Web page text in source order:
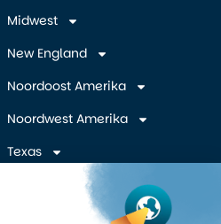
Midwest
New England
Noordoost Amerika
Noordwest Amerika
Texas
Zuidelijke Staten